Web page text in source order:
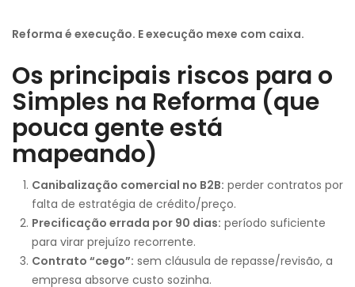
Reforma é execução. E execução mexe com caixa.
Os principais riscos para o
Simples na Reforma (que
pouca gente está
mapeando)
Canibalização comercial no B2B: perder contratos por
falta de estratégia de crédito/preço.
Precificação errada por 90 dias: período suficiente
para virar prejuízo recorrente.
Contrato “cego”: sem cláusula de repasse/revisão, a
empresa absorve custo sozinha.